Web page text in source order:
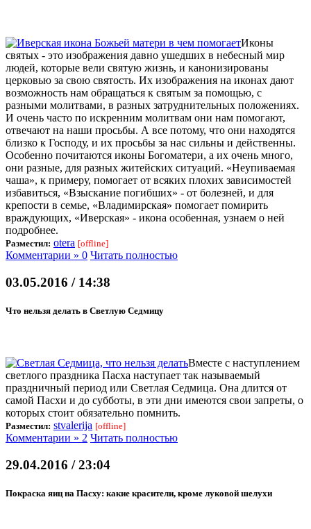
Иконы
святых - это изображения давно ушедших в небесный мир
людей, которые вели святую жизнь, и канонизированы
церковью за свою святость. Их изображения на иконах дают
возможность нам обращаться к святым за помощью, с
разными молитвами, в разных затруднительных положениях.
И очень часто по искренним молитвам они нам помогают,
отвечают на наши просьбы. А все потому, что они находятся
близко к Господу, и их просьбы за нас сильны и действенны.
Особенно почитаются иконы Богоматери, а их очень много,
они разные, для разных житейских ситуаций. «Неупиваемая
чаша», к примеру, помогает от всяких плохих зависимостей
избавиться, «Взыскание погибших» - от болезней, и для
крепости в семье, «Владимирская» помогает помирить
враждующих, «Иверская» - икона особенная, узнаем о ней
подробнее.
Разместил: otera [offline]
Комментарии » 0 Читать полностью
03.05.2016 / 14:38
Что нельзя делать в Светлую Седмицу
Вместе с наступлением
светлого праздника Пасха наступает так называемый
праздничный период или Светлая Седмица. Она длится от
самой Пасхи и до субботы, в эти дни имеются свои запреты, о
которых стоит обязательно помнить.
Разместил: stvalerija [offline]
Комментарии » 2 Читать полностью
29.04.2016 / 23:04
Покраска яиц на Пасху: какие красители, кроме луковой шелухи